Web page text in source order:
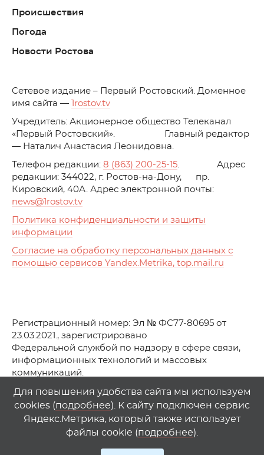
Происшествия
Погода
Новости Ростова
Cетевое издание – Первый Ростовский. Доменное
имя сайта —
1rostov.tv
Учредитель: Акционерное общество Телеканал
«Первый Ростовский». Главный редактор
— Наталич Анастасия Леонидовна.
Телефон редакции: 8 (863) 200-25-15. Адрес
редакции: 344022, г. Ростов-на-Дону, пр.
Кировский, 40А. Адрес электронной почты:
news@1rostov.tv
Политика конфиденциальности и защиты
информации
Согласие на обработку персональных данных с
помощью сервисов Yandex.Metrika, top.mail.ru
Регистрационный номер: Эл № ФС77-80695 от
23.03.2021., зарегистрировано
Федеральной службой по надзору в сфере связи,
информационных технологий и массовых
коммуникаций.
© АО Телеканал «Первый Ростовский» (2021-2025)
Любое использование материалов сайта возможно
только при указании гиперссылки на1rostov.tv
Для повышения удобства сайта мы используем
cookies (подробнее). К сайту подключен сервис
Яндекс.Метрика, который также использует
файлы cookie (подробнее).